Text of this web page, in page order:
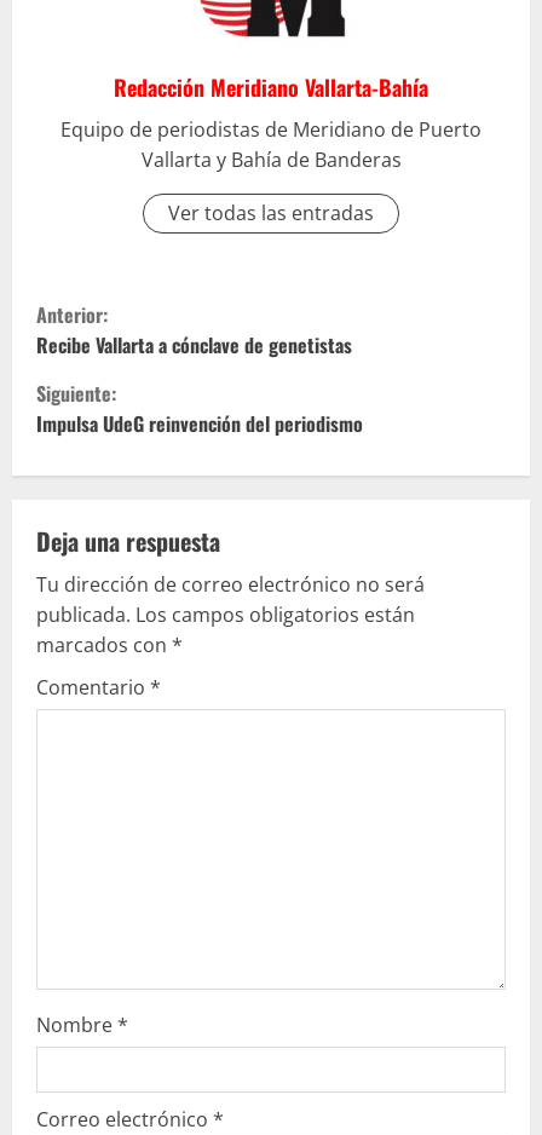
Redacción Meridiano Vallarta-Bahía
Equipo de periodistas de Meridiano de Puerto
Vallarta y Bahía de Banderas
Ver todas las entradas
S
i
g
l
e
y
e
Anterior:
Recibe Vallarta a cónclave de genetistas
Siguiente:
Impulsa UdeG reinvención del periodismo
Deja una respuesta
Tu dirección de correo electrónico no será
publicada. Los campos obligatorios están
marcados con *
Comentario *
Nombre*
Correo electrónico *